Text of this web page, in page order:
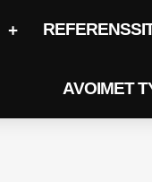
AVOIMET